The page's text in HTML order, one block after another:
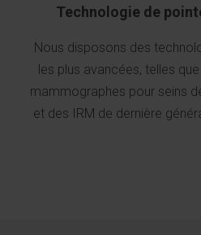
Technologie de
Nous disposons des
les plus avancées, telles
mammographes pour seins
et des IRM de dernière